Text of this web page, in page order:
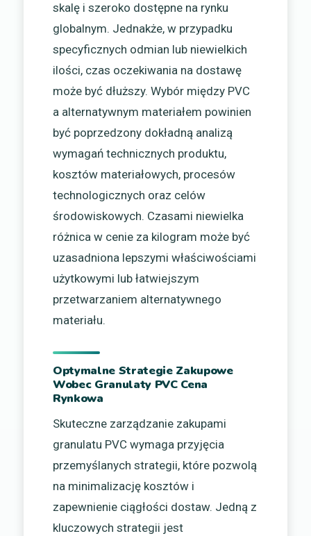
skalę i szeroko dostępne na rynku
globalnym. Jednakże, w przypadku
specyficznych odmian lub niewielkich
ilości, czas oczekiwania na dostawę
może być dłuższy. Wybór między PVC
a alternatywnym materiałem powinien
być poprzedzony dokładną analizą
wymagań technicznych produktu,
kosztów materiałowych, procesów
technologicznych oraz celów
środowiskowych. Czasami niewielka
różnica w cenie za kilogram może być
uzasadniona lepszymi właściwościami
użytkowymi lub łatwiejszym
przetwarzaniem alternatywnego
materiału.
Optymalne Strategie Zakupowe
Wobec Granulaty PVC Cena
Rynkowa
Skuteczne zarządzanie zakupami
granulatu PVC wymaga przyjęcia
przemyślanych strategii, które pozwolą
na minimalizację kosztów i
zapewnienie ciągłości dostaw. Jedną z
kluczowych strategii jest